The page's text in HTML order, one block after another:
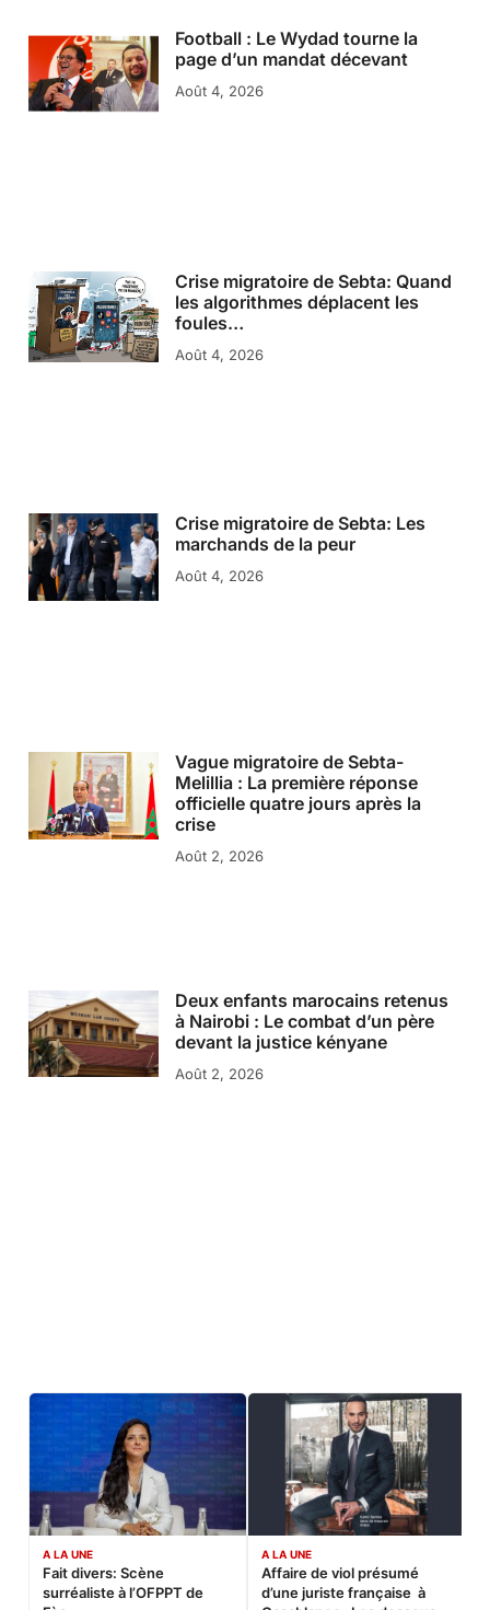
Football : Le Wydad tourne la
page d’un mandat décevant
Août 4, 2026
Crise migratoire de Sebta: Quand
les algorithmes déplacent les
foules…
Août 4, 2026
Crise migratoire de Sebta: Les
marchands de la peur
Août 4, 2026
Vague migratoire de Sebta-
Melillia : La première réponse
officielle quatre jours après la
crise
Août 2, 2026
Deux enfants marocains retenus
à Nairobi : Le combat d’un père
devant la justice kényane
Août 2, 2026
A LA UNE
Fait divers: Scène
surréaliste à l’OFPPT de
A LA UNE
Affaire de viol présumé
d’une juriste française à